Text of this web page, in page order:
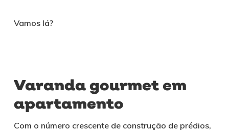
Vamos lá?
Varanda gourmet em
apartamento
Com o número crescente de construção de prédios,